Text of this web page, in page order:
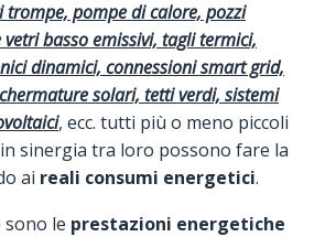
pompe di calore, pozzi
basso emissivi, tagli termici,
dinamici, connessioni smart grid,
solari, tetti verdi, sistemi
, ecc. tutti più o meno piccoli
sinergia tra loro possono fare la
ai reali consumi energetici.
le prestazioni energetiche